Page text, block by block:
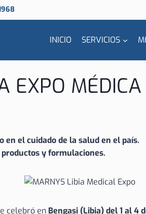
INICIO SERVICIOS
EXPO
el cuidado de la salud en el país.
y formulaciones.
celebró en Bengasi (Libia) del 1 al 4